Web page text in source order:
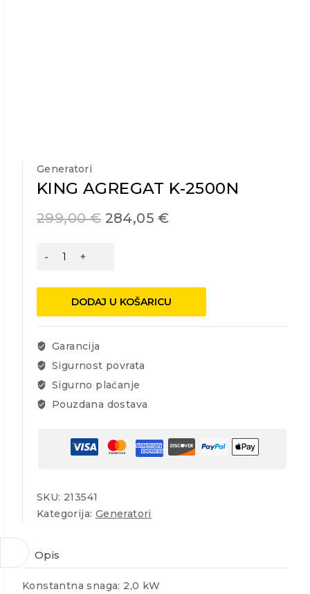
Generatori
KING AGREGAT K-2500N
299,00€ 284,05 €
KING
2500N
DODAJ U KOŠARICU
Garancija
Sigurnost povrata
Sigurno plaćanje
Pouzdana dostava
SKU: 213541
Kategorija: Generatori
Opis
Konstantna snaga: 2,0 kW